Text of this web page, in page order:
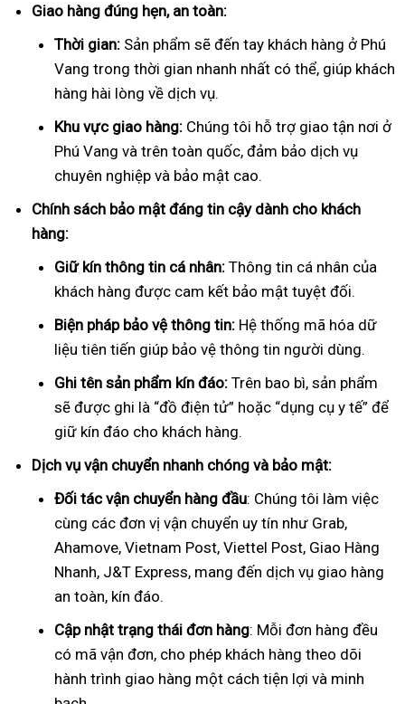
Giao hàng đúng hẹn, an toàn:
Thời gian: Sản phẩm sẽ đến tay khách hàng ở Phú
Vang trong thời gian nhanh nhất có thể, giúp khách
hàng hài lòng về dịch vụ.
Khu vực giao hàng: Chúng tôi hỗ trợ giao tận nơi ở
Phú Vang và trên toàn quốc, đảm bảo dịch vụ
chuyên nghiệp và bảo mật cao.
Chính sách bảo mật đáng tin cậy dành cho khách
hàng:
Giữ kín thông tin cá nhân: Thông tin cá nhân của
khách hàng được cam kết bảo mật tuyệt đối.
Biện pháp bảo vệ thông tin: Hệ thống mã hóa dữ
liệu tiên tiến giúp bảo vệ thông tin người dùng.
Ghi tên sản phẩm kín đáo: Trên bao bì, sản phẩm
sẽ được ghi là “đồ điện tử” hoặc “dụng cụ y tế” để
giữ kín đáo cho khách hàng.
Dịch vụ vận chuyển nhanh chóng và bảo mật:
Đối tác vận chuyển hàng đầu: Chúng tôi làm việc
cùng các đơn vị vận chuyển uy tín như Grab,
Ahamove, Vietnam Post, Viettel Post, Giao Hàng
Nhanh, J&T Express, mang đến dịch vụ giao hàng
an toàn, kín đáo.
Cập nhật trạng thái đơn hàng: Mỗi đơn hàng đều
có mã vận đơn, cho phép khách hàng theo dõi
hành trình giao hàng một cách tiện lợi và minh